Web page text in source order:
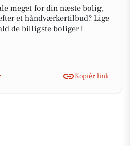
meget for din næste bolig,
et håndværkertilbud? Lige
de billigste boliger i
Kopiér link